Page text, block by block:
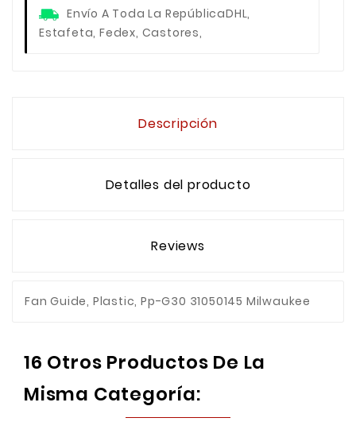
Envío A Toda La RepúblicaDHL,
Estafeta, Fedex, Castores,
Descripción
Detalles del producto
Reviews
Fan Guide, Plastic, Pp-G30 31050145 Milwaukee
16 Otros Productos De La
Misma Categoría: